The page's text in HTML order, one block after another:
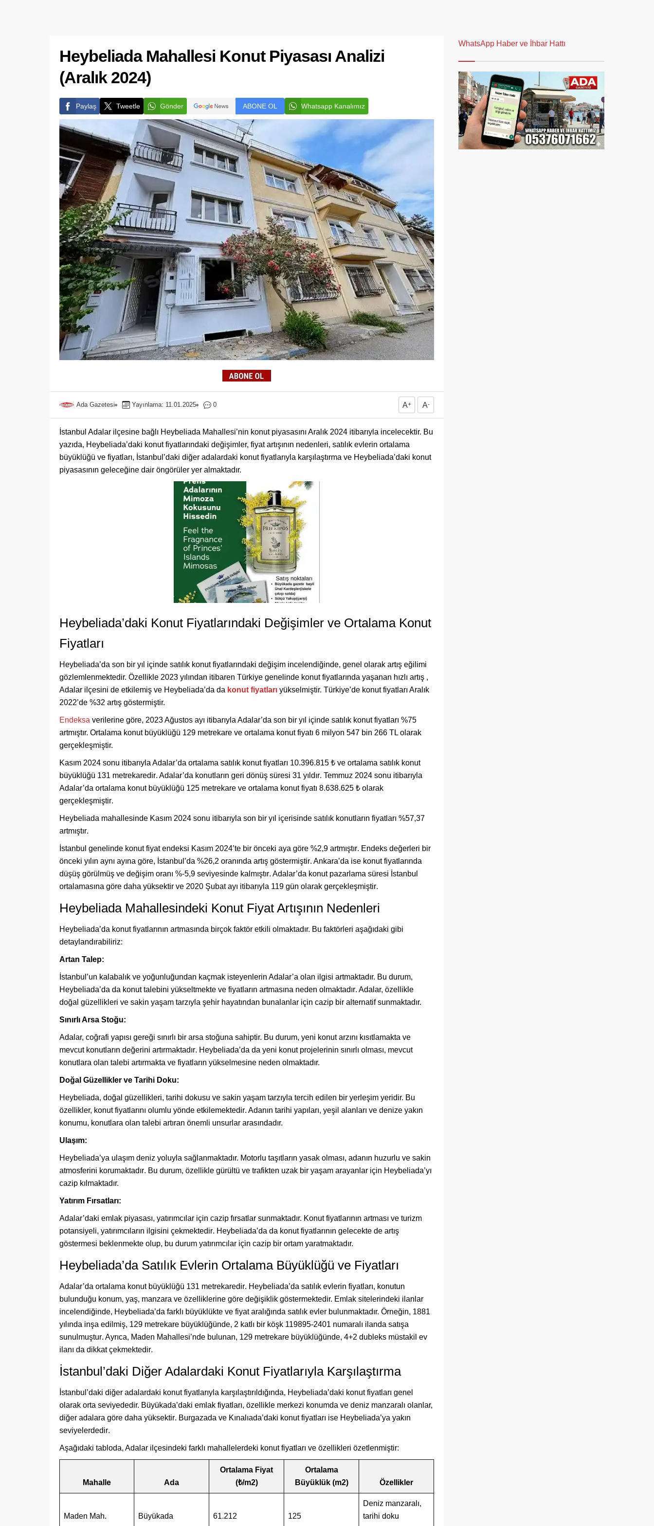
Heybeliada Mahallesi Konut Piyasası Analizi
(Aralık 2024)
Paylaş Tweetle Gönder ABONE OL Whatsapp Kanalımız
Ada Gazetesi Yayınlama: 11.01.2025 0 A+ A-
İstanbul Adalar ilçesine bağlı Heybeliada Mahallesi’nin konut piyasasını Aralık 2024 itibarıyla incelecektir. Bu
yazıda, Heybeliada’daki konut fiyatlarındaki değişimler, fiyat artışının nedenleri, satılık evlerin ortalama
büyüklüğü ve fiyatları, İstanbul’daki diğer adalardaki konut fiyatlarıyla karşılaştırma ve Heybeliada’daki konut
piyasasının geleceğine dair öngörüler yer almaktadır.
Heybeliada’daki Konut Fiyatlarındaki Değişimler ve Ortalama Konut
Fiyatları
Heybeliada’da son bir yıl içinde satılık konut fiyatlarındaki değişim incelendiğinde, genel olarak artış eğilimi
gözlemlenmektedir. Özellikle 2023 yılından itibaren Türkiye genelinde konut fiyatlarında yaşanan hızlı artış ,
Adalar ilçesini de etkilemiş ve Heybeliada’da da konut fiyatları yükselmiştir. Türkiye’de konut fiyatları Aralık
2022’de %32 artış göstermiştir.
Endeksa verilerine göre, 2023 Ağustos ayı itibarıyla Adalar’da son bir yıl içinde satılık konut fiyatları %75
artmıştır. Ortalama konut büyüklüğü 129 metrekare ve ortalama konut fiyatı 6 milyon 547 bin 266 TL olarak
gerçekleşmiştir.
Kasım 2024 sonu itibarıyla Adalar’da ortalama satılık konut fiyatları 10.396.815 ₺ ve ortalama satılık konut
büyüklüğü 131 metrekaredir. Adalar’da konutların geri dönüş süresi 31 yıldır. Temmuz 2024 sonu itibarıyla
Adalar’da ortalama konut büyüklüğü 125 metrekare ve ortalama konut fiyatı 8.638.625 ₺ olarak
gerçekleşmiştir.
Heybeliada mahallesinde Kasım 2024 sonu itibarıyla son bir yıl içerisinde satılık konutların fiyatları %57,37
artmıştır.
İstanbul genelinde konut fiyat endeksi Kasım 2024’te bir önceki aya göre %2,9 artmıştır. Endeks değerleri bir
önceki yılın aynı ayına göre, İstanbul’da %26,2 oranında artış göstermiştir. Ankara’da ise konut fiyatlarında
düşüş görülmüş ve değişim oranı %-5,9 seviyesinde kalmıştır. Adalar’da konut pazarlama süresi İstanbul
ortalamasına göre daha yüksektir ve 2020 Şubat ayı itibarıyla 119 gün olarak gerçekleşmiştir.
Heybeliada Mahallesindeki Konut Fiyat Artışının Nedenleri
Heybeliada’da konut fiyatlarının artmasında birçok faktör etkili olmaktadır. Bu faktörleri aşağıdaki gibi
detaylandırabiliriz:
Artan Talep:
İstanbul’un kalabalık ve yoğunluğundan kaçmak isteyenlerin Adalar’a olan ilgisi artmaktadır. Bu durum,
Heybeliada’da da konut talebini yükseltmekte ve fiyatların artmasına neden olmaktadır. Adalar, özellikle
doğal güzellikleri ve sakin yaşam tarzıyla şehir hayatından bunalanlar için cazip bir alternatif sunmaktadır.
Sınırlı Arsa Stoğu:
Adalar, coğrafi yapısı gereği sınırlı bir arsa stoğuna sahiptir. Bu durum, yeni konut arzını kısıtlamakta ve
mevcut konutların değerini artırmaktadır. Heybeliada’da da yeni konut projelerinin sınırlı olması, mevcut
konutlara olan talebi artırmakta ve fiyatların yükselmesine neden olmaktadır.
Doğal Güzellikler ve Tarihi Doku:
Heybeliada, doğal güzellikleri, tarihi dokusu ve sakin yaşam tarzıyla tercih edilen bir yerleşim yeridir. Bu
özellikler, konut fiyatlarını olumlu yönde etkilemektedir. Adanın tarihi yapıları, yeşil alanları ve denize yakın
konumu, konutlara olan talebi artıran önemli unsurlar arasındadır.
Ulaşım:
Heybeliada’ya ulaşım deniz yoluyla sağlanmaktadır. Motorlu taşıtların yasak olması, adanın huzurlu ve sakin
atmosferini korumaktadır. Bu durum, özellikle gürültü ve trafikten uzak bir yaşam arayanlar için Heybeliada’yı
cazip kılmaktadır.
Yatırım Fırsatları:
Adalar’daki emlak piyasası, yatırımcılar için cazip fırsatlar sunmaktadır. Konut fiyatlarının artması ve turizm
potansiyeli, yatırımcıların ilgisini çekmektedir. Heybeliada’da da konut fiyatlarının gelecekte de artış
göstermesi beklenmekte olup, bu durum yatırımcılar için cazip bir ortam yaratmaktadır.
Heybeliada’da Satılık Evlerin Ortalama Büyüklüğü ve Fiyatları
Adalar’da ortalama konut büyüklüğü 131 metrekaredir. Heybeliada’da satılık evlerin fiyatları, konutun
bulunduğu konum, yaş, manzara ve özelliklerine göre değişiklik göstermektedir. Emlak sitelerindeki ilanlar
incelendiğinde, Heybeliada’da farklı büyüklükte ve fiyat aralığında satılık evler bulunmaktadır. Örneğin, 1881
yılında inşa edilmiş, 129 metrekare büyüklüğünde, 2 katlı bir köşk 119895-2401 numaralı ilanda satışa
sunulmuştur. Ayrıca, Maden Mahallesi’nde bulunan, 129 metrekare büyüklüğünde, 4+2 dubleks müstakil ev
ilanı da dikkat çekmektedir.
İstanbul’daki Diğer Adalardaki Konut Fiyatlarıyla Karşılaştırma
İstanbul’daki diğer adalardaki konut fiyatlarıyla karşılaştırıldığında, Heybeliada’daki konut fiyatları genel
olarak orta seviyededir. Büyükada’daki emlak fiyatları, özellikle merkezi konumda ve deniz manzaralı olanlar,
diğer adalara göre daha yüksektir. Burgazada ve Kınalıada’daki konut fiyatları ise Heybeliada’ya yakın
seviyelerdedir.
Aşağıdaki tabloda, Adalar ilçesindeki farklı mahallelerdeki konut fiyatları ve özellikleri özetlenmiştir:
Mahalle Ada
Ortalama Fiyat
(₺/m2)
Ortalama
Büyüklük (m2)
Özellikler
Maden Mah. Büyükada 61.212 125
Deniz manzaralı,
tarihi doku
WhatsApp Haber ve İhbar Hattı